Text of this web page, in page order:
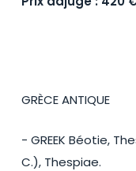
GRÈCE ANTIQUE
- GREEK Béotie,
C.), Thespiae.